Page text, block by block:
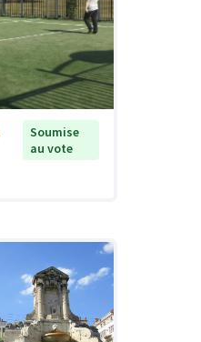
Soumise
au vote